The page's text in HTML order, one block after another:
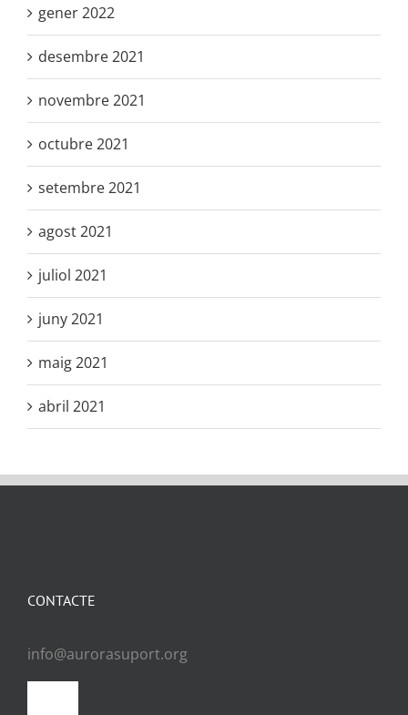
gener 2022
desembre 2021
novembre 2021
octubre 2021
setembre 2021
agost 2021
juliol 2021
juny 2021
maig 2021
abril 2021
CONTACTE
info@aurorasuport.org